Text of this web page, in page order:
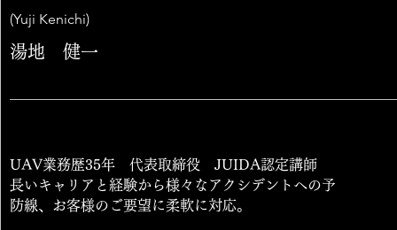
Senior Consultant & Partner
edit me. It’s easy. Just click “Edit Text” or double
click me to add your own content and make changes
to the font. I’m a great place for you to tell a story
(Yuji Kenichi)
湯地 健一
UAV業務歴35年 代表取締役 JUIDA認定講師
長いキャリアと経験から様々なアクシデントへの予
防線、お客様のご要望に柔軟に対応。